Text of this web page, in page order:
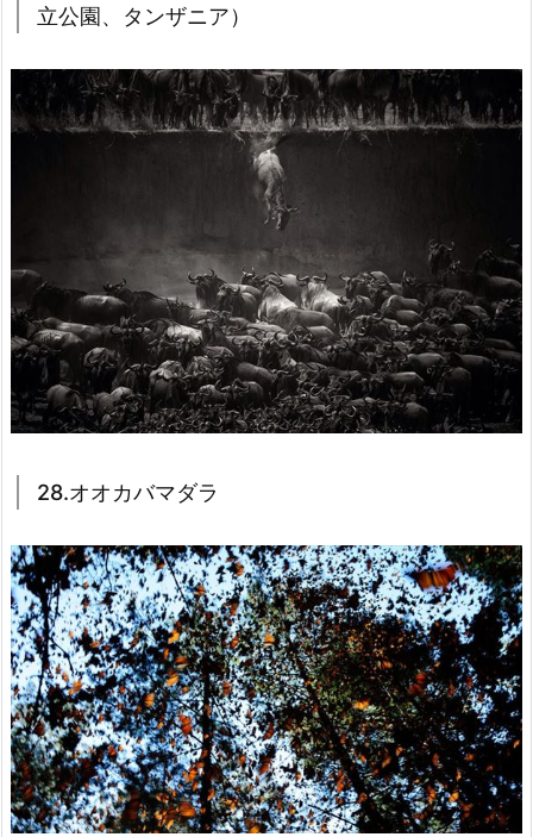
立公園、タンザニア）
28.オオカバマダラ